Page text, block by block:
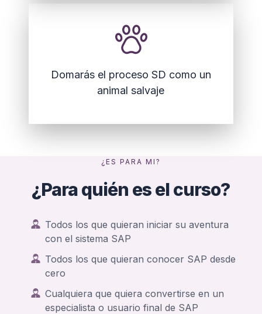
Domarás el proceso SD como un
animal salvaje
¿ES PARA MI?
¿Para quién es el curso?
Todos los que quieran iniciar su aventura
con el sistema SAP
Todos los que quieran conocer SAP desde
cero
Cualquiera que quiera convertirse en un
especialista o usuario final de SAP